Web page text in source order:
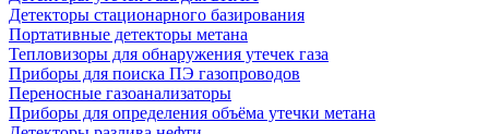
Детекторы стационарного базирования
Портативные детекторы метана
Тепловизоры для обнаружения утечек газа
Приборы для поиска ПЭ газопроводов
Переносные газоанализаторы
Приборы для определения объёма утечки метана